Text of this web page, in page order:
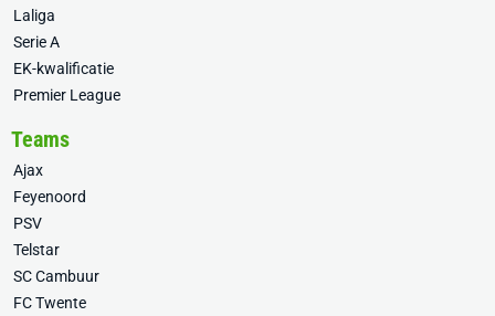
Laliga
Serie A
EK-kwalificatie
Premier League
Teams
Ajax
Feyenoord
PSV
Telstar
SC Cambuur
FC Twente